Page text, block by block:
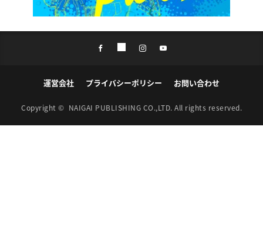
運営会社 プライバシーポリシー お問い合わせ
Copyright © NAIGAI PUBLISHING CO.,LTD. All rights reserved.